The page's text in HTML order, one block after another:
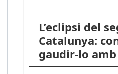
L’eclipsi del
Catalunya:
gaudir-lo